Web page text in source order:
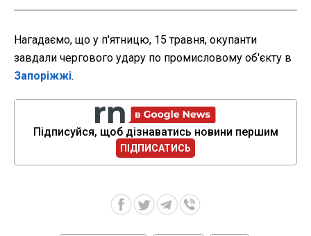
Нагадаємо, що у п'ятницю, 15 травня, окупанти
завдали чергового удару по промисловому об'єкту в
Запоріжжі.
Підписуйся, щоб дізнаватись новини першим
ПІДПИСАТИСЬ